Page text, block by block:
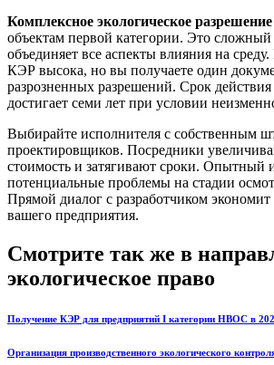
Комплексное экологическое
объектам первой категории. Это
объединяет все аспекты влияния на
КЭР высока, но вы получаете один
разрозненных разрешений. Срок действия
достигает семи лет при условии
Выбирайте исполнителя с собственным
проектировщиков. Посредники
стоимость и затягивают сроки. Опытный
потенциальные проблемы на стадии
Прямой диалог с разработчиком экономит
вашего предприятия.
Смотрите так же в
экологическое право
Получение КЭР для предприятий I категории НВОС в
Организация производственного экологического